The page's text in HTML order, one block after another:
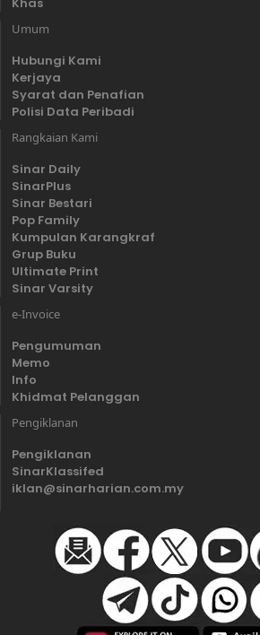
Umum
Hubungi Kami
Kerjaya
Syarat dan Penafian
Polisi Data Peribadi
Rangkaian Kami
Sinar Daily
SinarPlus
Sinar Bestari
Pop Family
Kumpulan Karangkraf
Grup Buku
Ultimate Print
Sinar Varsity
e-Invoice
Pengumuman
Memo
Info
Khidmat Pelanggan
Pengiklanan
Pengiklanan
SinarKlassifed
iklan@sinarharian.com.my